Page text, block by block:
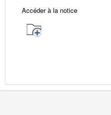
Accéder à la notice